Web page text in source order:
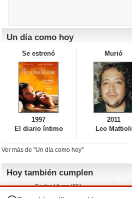
Un día como hoy
Se estrenó
1997
El diario íntimo
Murió
2011
Leo Mattioli
Ver más de "Un día como hoy"
Hoy también cumplen
Carlos Vives (65)